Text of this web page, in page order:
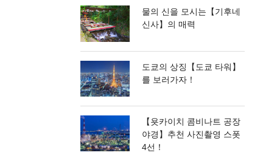
물의 신을 모시는【기후네
신사】의 매력
도쿄의 상징【도쿄 타워】
를 보러가자！
【욧카이치 콤비나트 공장
야경】추천 사진촬영 스폿
4선！